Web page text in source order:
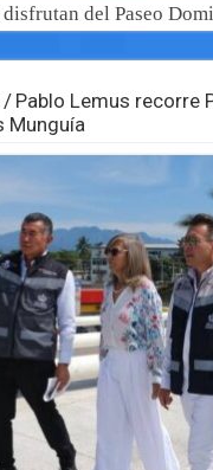
del Paseo
/ Pablo Lemus recorre
Munguía